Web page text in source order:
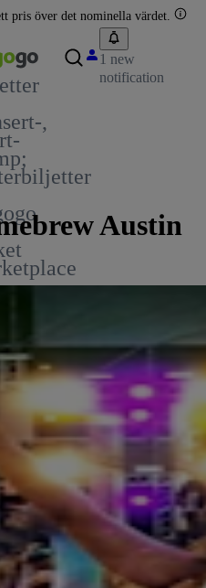
pris över det nominella värdet.
,
1 new
notification
Austin